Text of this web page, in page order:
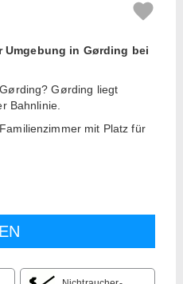
in Gørding bei
Gørding liegt
Bahnlinie.
mit Platz für
zubereiteten Kaffee in